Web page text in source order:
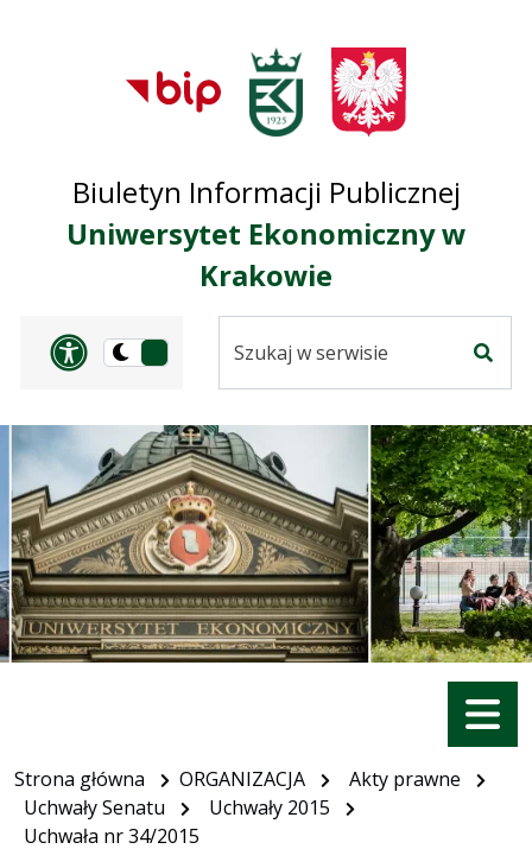
Przejdź do
głównego menu
Przejdź do treści
Przejdź do mapy
serwisu
Biuletyn Informacji Publicznej
Uniwersytet Ekonomiczny w
Krakowie
Panel dostosowania
Przełącz
ciemną
serwisie
Menu
Strona główna ORGANIZACJA
Akty prawne
Uchwały Senatu
Uchwały 2015
Uchwała nr 34/2015